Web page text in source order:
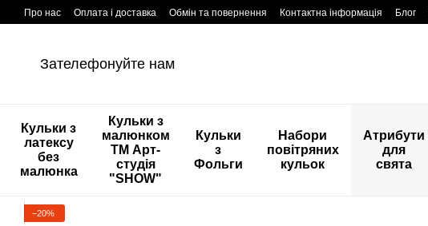
Перейти к основному контенту
Про нас Оплата і доставка Обмін та повернення Контактна інформація Блог
Зателефонуйте нам
Кульки з
латексу
без
малюнка
Кульки з
малюнком
ТМ Арт-
студія
"SHOW"
Кульки
з
Фольги
Набори
повітряних
кульок
Атрибути
для
свята
−20%